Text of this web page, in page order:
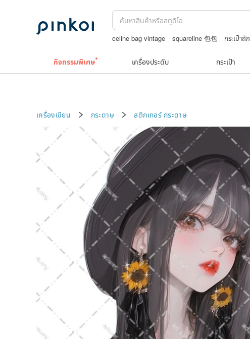
celine bag vintage squareline 包包 กระเป๋าถัก
กิจกรรมพิเศษ เครื่องประดับ กระเป๋า
เครื่องเขียน กระดาษ สติกเกอร์ กระดาษ